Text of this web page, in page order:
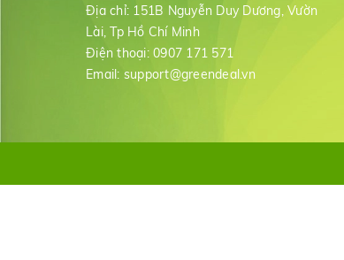
Địa chỉ: 151B Nguyễn Duy Dương, Vườn
Lài, Tp Hồ Chí Minh
Điện thoại: 0907 171 571
Email: support@greendeal.vn